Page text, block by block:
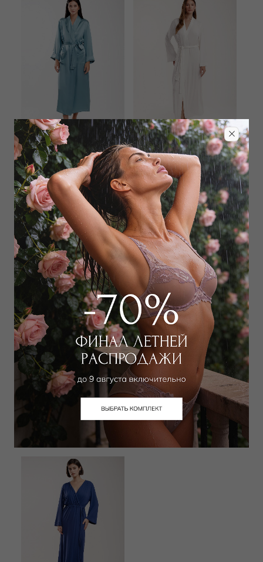
VIVIS
Халат длинный
37 350₽ 52 000₽
+ 1 цвет
ANNETTE LINGERIE
Халат длинный
26 000₽ |
+ 1300
бонусов
ANNETTE LINGERIE
Халат длинный
33 000₽
ANNETTE LINGERIE
Халат длинный
18 743 ₽ 35 000